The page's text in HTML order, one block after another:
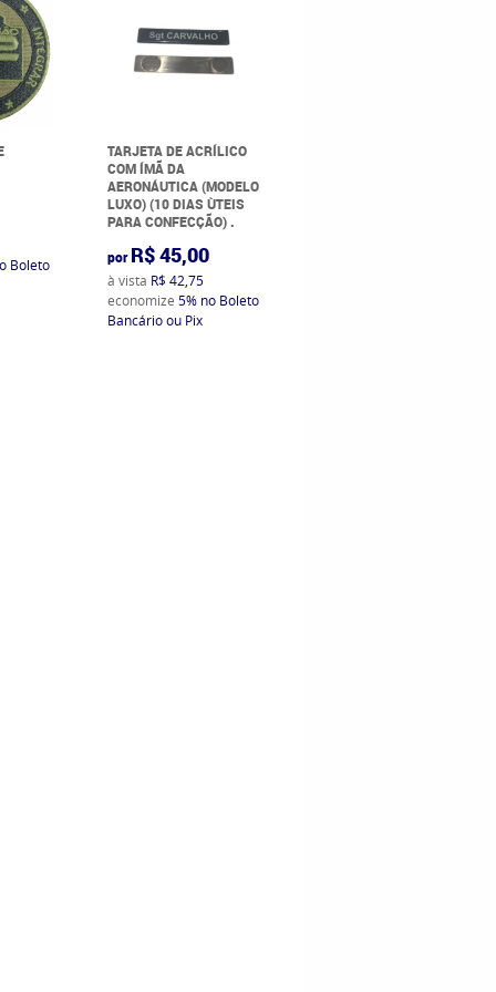
Boleto
TARJETA DE ACRÍLICO
COM ÍMÃ DA
AERONÁUTICA (MODELO
LUXO) (10 DIAS ÙTEIS
PARA CONFECÇÃO) .
por R$ 45,00
à vista R$ 42,75
economize5% no Boleto
Bancário ou Pix